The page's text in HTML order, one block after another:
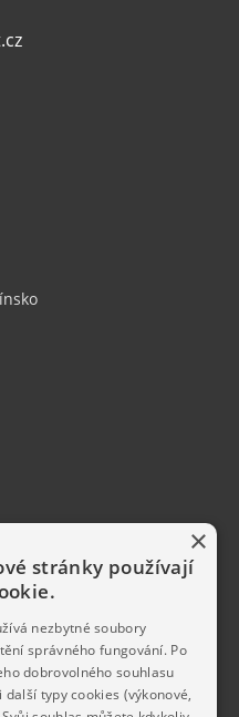
×
stránky používají
nezbytné soubory
správného fungování. Po
dobrovolného souhlasu
další typy cookies (výkonové,